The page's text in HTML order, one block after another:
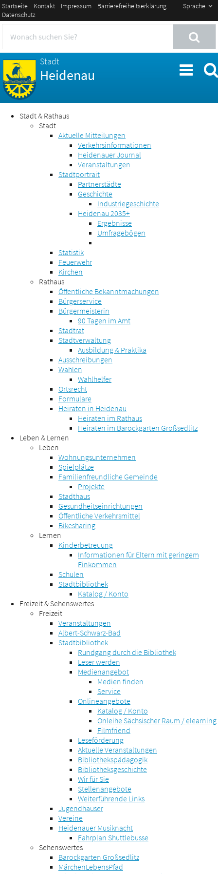
Sprache
Startseite Kontakt Impressum
Barrierefreiheitserklärung
Datenschutz
Stadt
Heidenau
Stadt & Rathaus
Stadt
Aktuelle Mitteilungen
Verkehrsinformationen
Heidenauer Journal
Veranstaltungen
Stadtportrait
Partnerstädte
Geschichte
Industriegeschichte
Heidenau 2035+
Ergebnisse
Umfragebögen
Statistik
Feuerwehr
Kirchen
Rathaus
Öffentliche Bekanntmachungen
Bürgerservice
Bürgermeisterin
90 Tagen im Amt
Stadtrat
Stadtverwaltung
Ausbildung & Praktika
Ausschreibungen
Wahlen
Wahlhelfer
Ortsrecht
Formulare
Heiraten in Heidenau
Heiraten im Rathaus
Heiraten im Barockgarten Großsedlitz
Leben & Lernen
Leben
Wohnungsunternehmen
Spielplätze
Familienfreundliche Gemeinde
Projekte
Stadthaus
Gesundheitseinrichtungen
Öffentliche Verkehrsmittel
Bikesharing
Lernen
Kinderbetreuung
Informationen für Eltern mit geringem
Einkommen
Schulen
Stadtbibliothek
Katalog / Konto
Freizeit & Sehenswertes
Freizeit
Veranstaltungen
Albert-Schwarz-Bad
Stadtbibliothek
Rundgang durch die Bibliothek
Leser werden
Medienangebot
Medien finden
Service
Onlineangebote
Katalog / Konto
Onleihe Sächsischer Raum / elearning
Filmfriend
Leseförderung
Aktuelle Veranstaltungen
Bibliothekspädagogik
Bibliotheksgeschichte
Wir für Sie
Stellenangebote
Weiterführende Links
Jugendhäuser
Vereine
Heidenauer Musiknacht
Fahrplan Shuttlebusse
Sehenswertes
Barockgarten Großsedlitz
MärchenLebensPfad